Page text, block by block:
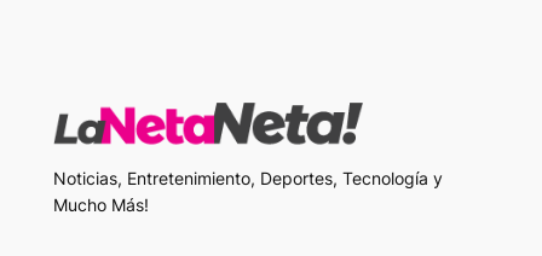
Noticias, Entretenimiento, Deportes, Tecnología y
Mucho Más!